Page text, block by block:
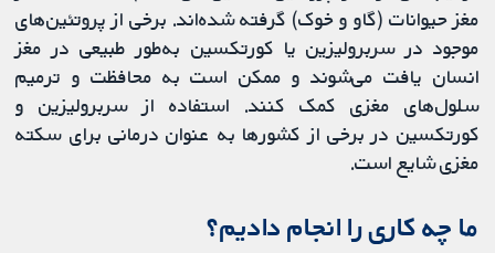
مغز حیوانات (گاو و خوک) گرفته شده‌اند. برخی از پروتئین‌های
موجود در سربرولیزین یا کورتکسین به‌طور طبیعی در مغز
انسان یافت می‌شوند و ممکن است به محافظت و ترمیم
سلول‌های مغزی کمک کنند. استفاده از سربرولیزین و
کورتکسین در برخی از کشورها به عنوان درمانی برای سکته
مغزی شایع است.
ما چه کاری را انجام دادیم؟